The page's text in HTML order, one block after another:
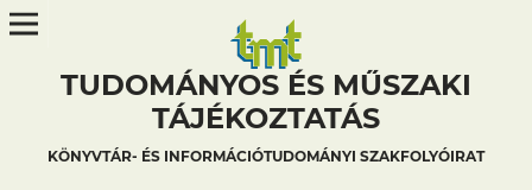
TUDOMÁNYOS ÉS MŰSZAKI
TÁJÉKOZTATÁS
KÖNYVTÁR- ÉS INFORMÁCIÓTUDOMÁNYI SZAKFOLYÓIRAT